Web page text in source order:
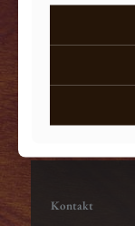
Daniel C.
0174 –
Kontakt